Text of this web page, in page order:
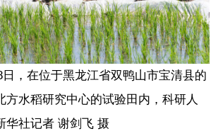
日，在位于黑龙江省双鸭山市宝清县的
方水稻研究中心的试验田内，科研人
华社记者 谢剑飞 摄